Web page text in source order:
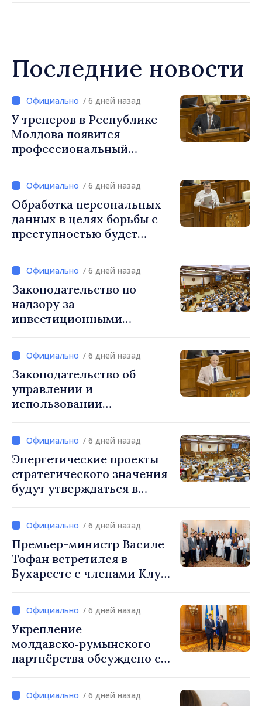
Последние новости
/ 6 дней назад
У тренеров в Республике
Молдова появится
профессиональный
отмечаться ежегодно 25
сентября
/ 6 дней назад
Обработка персональных
данных в целях борьбы с
преступностью будет
законом
/ 6 дней назад
Законодательство по
надзору за
инвестиционными
соответствие с нормами ЕС
/ 6 дней назад
Законодательство об
управлении и
использовании
приведено в соответствие
со стандартами ЕС
/ 6 дней назад
Энергетические проекты
стратегического значения
будут утверждаться в
/ 6 дней назад
Премьер-министр Василе
Тофан встретился в
Бухаресте с членами Клуба
предпринимателей
/ 6 дней назад
Укрепление
молдавско‑румынского
партнёрства обсуждено с
Румынии
/ 6 дней назад